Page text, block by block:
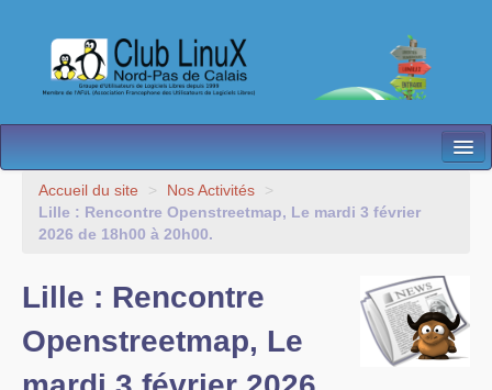
L’Association
Nos Activités
Les antennes
Accueil du site > Nos Activités
>
Lille : Rencontre Openstreetmap, Le mardi 3 février
2026 de 18h00 à 20h00.
Lille : Rencontre
Openstreetmap, Le